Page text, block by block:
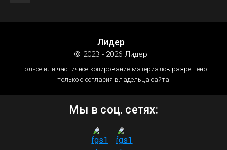
Лидер
© 2023 - 2026 Лидер
Полное или частичное копирование материалов разрешено
только с согласия владельца сайта
Мы в соц. сетях: